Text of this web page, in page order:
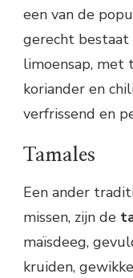
een van de
gerecht
limoensap, met
koriander en
verfrissend en
Tamales
Een ander
missen, zijn de
maïsdeeg,
kruiden,